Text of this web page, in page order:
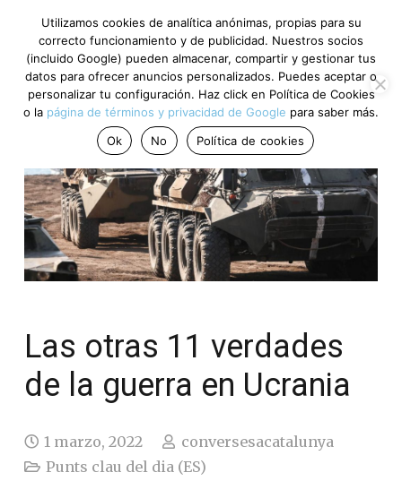
Las otras 11 verdades
de la guerra en Ucrania
1 marzo, 2022
conversesacatalunya
Punts clau del dia (ES)
Utilizamos cookies de analítica anónimas, propias para su
correcto funcionamiento y de publicidad. Nuestros socios
(incluido Google) pueden almacenar, compartir y gestionar tus
datos para ofrecer anuncios personalizados. Puedes aceptar o
personalizar tu configuración. Haz click en Política de Cookies
o la página de términos y privacidad de Google para saber más.
Ok
No Política de cookies